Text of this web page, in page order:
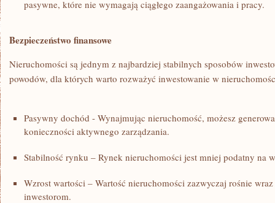
pasywne,​ które ‌nie ​wymagają ciągłego zaangażowania i ⁣pracy.
Bezpieczeństwo finansowe
Nieruchomości są jednym ⁤z najbardziej stabilnych sposobów⁣
powodów, dla ‍których warto‌ rozważyć⁢ inwestowanie w
Pasywny‌ dochód ⁢- Wynajmując⁤ nieruchomość, możesz
konieczności aktywnego zarządzania.
Stabilność rynku – ⁢Rynek nieruchomości jest mniej podatny na
Wzrost wartości – Wartość nieruchomości zazwyczaj rośnie
inwestorom.